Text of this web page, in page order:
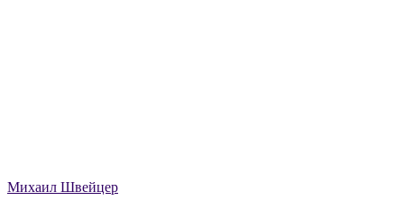
Михаил Швейцер